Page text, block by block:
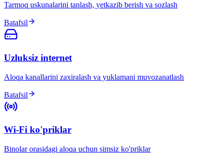
Tarmoq uskunalarini tanlash, yetkazib berish va sozlash
Batafsil
Uzluksiz internet
Aloqa kanallarini zaxiralash va yuklamani muvozanatlash
Batafsil
Wi-Fi ko'priklar
Binolar orasidagi aloqa uchun simsiz ko'priklar